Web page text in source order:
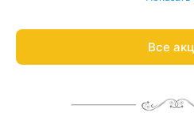
этаже коттеджа с камином
открытым бассейном,
Безлимитное посещение
Период действия акции: с 11
путёвка включает переходные
Рассчитаем цену со скидкой
Все